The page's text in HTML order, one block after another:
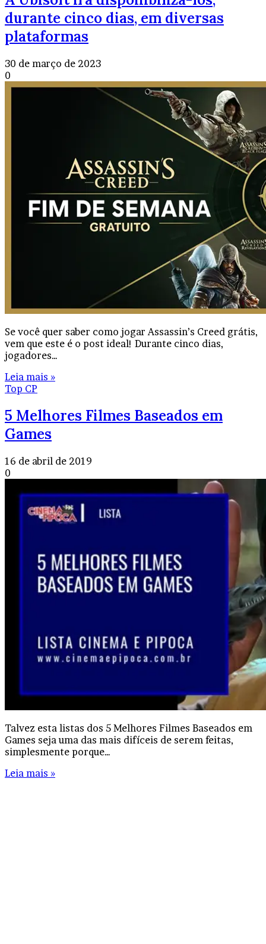
durante cinco dias, em diversas
plataformas
30 de março de 2023
0
Se você quer saber como jogar Assassin’s Creed grátis,
vem que este é o post ideal! Durante cinco dias,
jogadores…
Leia mais »
Top CP
5 Melhores Filmes Baseados em
Games
16 de abril de 2019
0
Talvez esta listas dos 5 Melhores Filmes Baseados em
Games seja uma das mais difíceis de serem feitas,
simplesmente porque…
Leia mais »